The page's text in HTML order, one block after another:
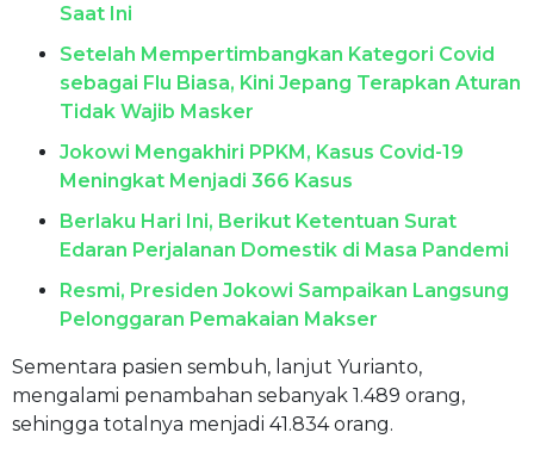
Saat Ini
Setelah Mempertimbangkan Kategori Covid
sebagai Flu Biasa, Kini Jepang Terapkan Aturan
Tidak Wajib Masker
Jokowi Mengakhiri PPKM, Kasus Covid-19
Meningkat Menjadi 366 Kasus
Berlaku Hari Ini, Berikut Ketentuan Surat
Edaran Perjalanan Domestik di Masa Pandemi
Resmi, Presiden Jokowi Sampaikan Langsung
Pelonggaran Pemakaian Makser
Sementara pasien sembuh, lanjut Yurianto,
mengalami penambahan sebanyak 1.489 orang,
sehingga totalnya menjadi 41.834 orang.